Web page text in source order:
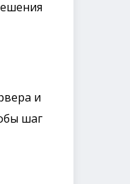
и
шаг